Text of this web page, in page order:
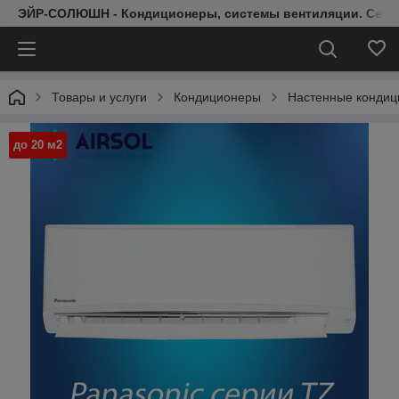
ЭЙР-СОЛЮШН - Кондиционеры, системы вентиляции.
Товары и услуги Кондиционеры Настенные
до 20 м2